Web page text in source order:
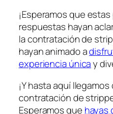
¡Esperamos que
respuestas hayan‍
la contratación ‌de
⁢hayan animado a
experiencia únicay
¡Y hasta aquí
contratación de
Esperamos que hayas